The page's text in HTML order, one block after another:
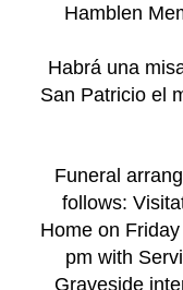
Hamblen
Habrá una
San Patricio el
Funeral
follows:
Home on
pm with
Graveside